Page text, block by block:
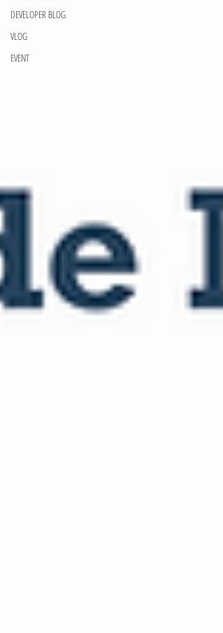
DEVELOPER BLOG
VLOG
EVENT